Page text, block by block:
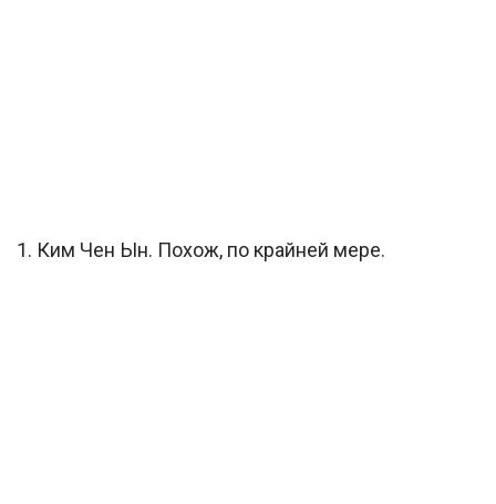
1. Ким Чен Ын. Похож, по крайней мере.